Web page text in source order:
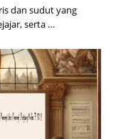
dan sudut yang
serta …